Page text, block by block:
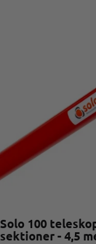
Solo 100
sektioner - 4,5